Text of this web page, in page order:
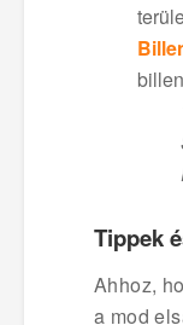
Tippek
Ahhoz,
a mod